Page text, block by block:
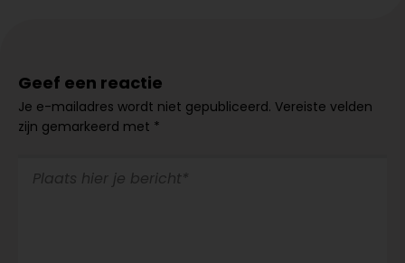
Geef een reactie
Je e-mailadres wordt niet gepubliceerd. Vereiste velden
zijn gemarkeerd met *